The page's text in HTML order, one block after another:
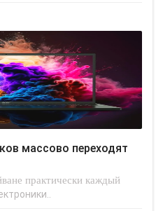
практически каждый